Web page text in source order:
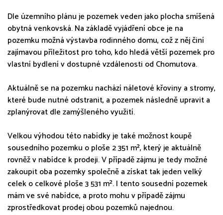
Dle územního plánu je pozemek veden jako plocha smíšená
obytná venkovská. Na základě vyjádření obce je na
pozemku možná výstavba rodinného domu, což z něj činí
zajímavou příležitost pro toho, kdo hledá větší pozemek pro
vlastní bydlení v dostupné vzdálenosti od Chomutova.
Aktuálně se na pozemku nachází náletové křoviny a stromy,
které bude nutné odstranit, a pozemek následně upravit a
zplanýrovat dle zamýšleného využití.
Velkou výhodou této nabídky je také možnost koupě
sousedního pozemku o ploše 2 351 m², který je aktuálně
rovněž v nabídce k prodeji. V případě zájmu je tedy možné
zakoupit oba pozemky společně a získat tak jeden velký
celek o celkové ploše 3 531 m². I tento sousední pozemek
mám ve své nabídce, a proto mohu v případě zájmu
zprostředkovat prodej obou pozemků najednou.